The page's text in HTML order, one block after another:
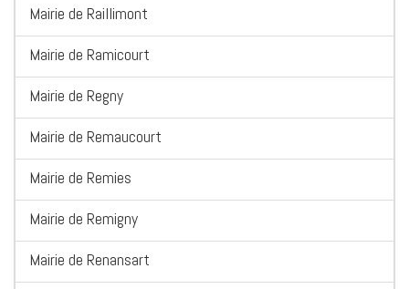
Mairie de Raillimont
Mairie de Ramicourt
Mairie de Regny
Mairie de Remaucourt
Mairie de Remies
Mairie de Remigny
Mairie de Renansart